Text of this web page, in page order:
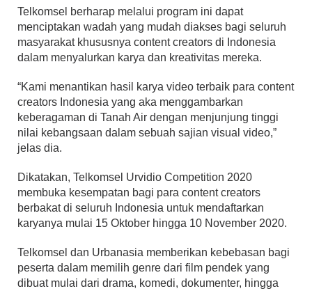
Telkomsel berharap melalui program ini dapat
menciptakan wadah yang mudah diakses bagi seluruh
masyarakat khususnya content creators di Indonesia
dalam menyalurkan karya dan kreativitas mereka.
“Kami menantikan hasil karya video terbaik para content
creators Indonesia yang aka menggambarkan
keberagaman di Tanah Air dengan menjunjung tinggi
nilai kebangsaan dalam sebuah sajian visual video,”
jelas dia.
Dikatakan, Telkomsel Urvidio Competition 2020
membuka kesempatan bagi para content creators
berbakat di seluruh Indonesia untuk mendaftarkan
karyanya mulai 15 Oktober hingga 10 November 2020.
Telkomsel dan Urbanasia memberikan kebebasan bagi
peserta dalam memilih genre dari film pendek yang
dibuat mulai dari drama, komedi, dokumenter, hingga